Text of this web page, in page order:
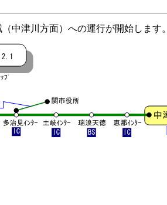
中津川方面）への運行が開始します。